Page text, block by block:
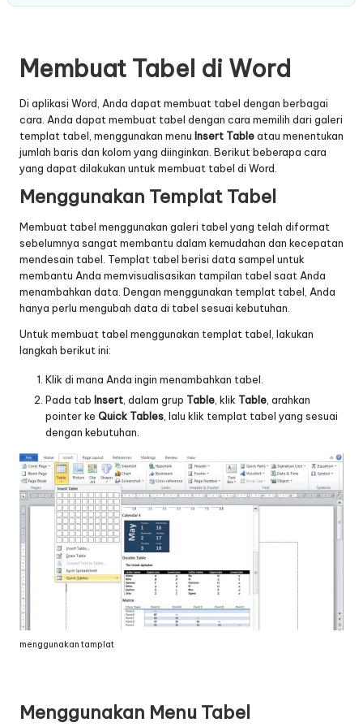
Membuat Tabel di Word
Di aplikasi Word, Anda dapat membuat tabel dengan berbagai
cara. Anda dapat membuat tabel dengan cara memilih dari galeri
templat tabel, menggunakan menu Insert Tableatau menentukan
jumlah baris dan kolom yang diinginkan. Berikut beberapa cara
yang dapat dilakukan untuk membuat tabel di Word.
Menggunakan Templat Tabel
Membuat tabel menggunakan galeri tabel yang telah diformat
sebelumnya sangat membantu dalam kemudahan dan kecepatan
mendesain tabel. Templat tabel berisi data sampel untuk
membantu Anda memvisualisasikan tampilan tabel saat Anda
menambahkan data. Dengan menggunakan templat tabel, Anda
hanya perlu mengubah data di tabel sesuai kebutuhan.
Untuk membuat tabel menggunakan templat tabel, lakukan
langkah berikut ini:
Klik di mana Anda ingin menambahkan tabel.
Pada tab Insert , dalam grup Table , klik Table , arahkan
pointer ke Quick Tables , lalu klik templat tabel yang sesuai
dengan kebutuhan.
menggunakan tamplat
Menggunakan Menu Tabel